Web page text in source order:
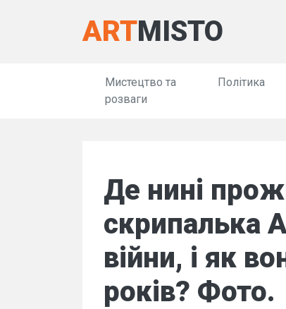
ARTMISTO
Мистецтво та
розваги
Політика
Де нині
скрипалька
війни, і як
років? Фото.